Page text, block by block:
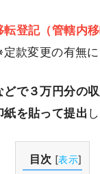
転登記（管轄内
款変更の有無
で３万円分の収
を貼って提出
目次 [表示]